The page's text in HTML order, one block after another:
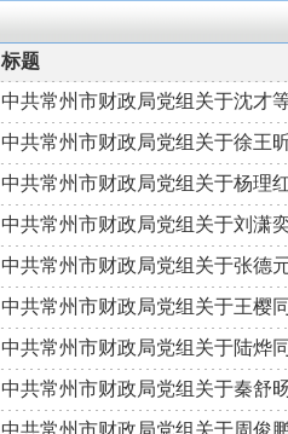
标题
中共常州市财政局党组关于沈才
中共常州市财政局党组关于徐王
中共常州市财政局党组关于杨理
中共常州市财政局党组关于刘潇
中共常州市财政局党组关于张德
中共常州市财政局党组关于王樱
中共常州市财政局党组关于陆烨
中共常州市财政局党组关于秦舒
中共常州市财政局党组关于周俊